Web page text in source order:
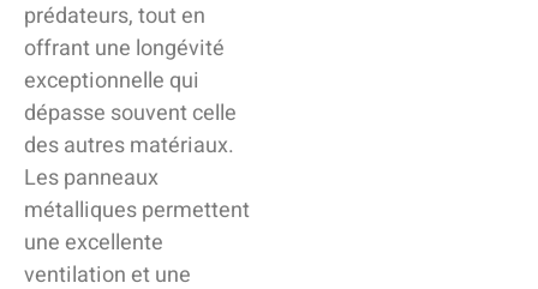
prédateurs, tout en
offrant une longévité
exceptionnelle qui
dépasse souvent celle
des autres matériaux.
Les panneaux
métalliques permettent
une excellente
ventilation et une